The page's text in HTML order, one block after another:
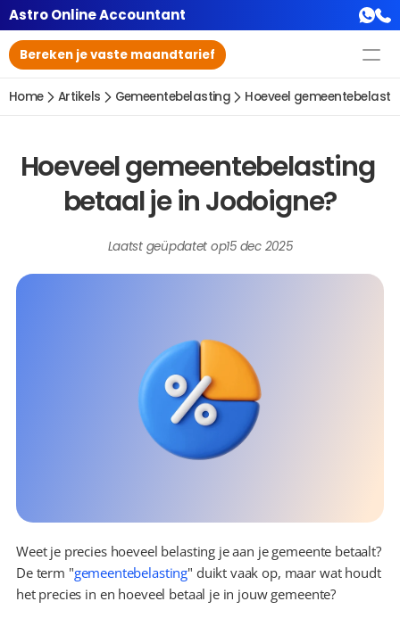
Astro Online Accountant
Bereken je vaste maandtarief
Home Artikels Gemeentebelasting Hoeveel
Hoeveel gemeentebelasting
betaal je in Jodoigne?
Laatst geüpdatet op15 dec 2025
Weet je precies hoeveel belasting je aan je gemeente betaalt?
De term "gemeentebelasting" duikt vaak op, maar wat houdt
het precies in en hoeveel betaal je in jouw gemeente?